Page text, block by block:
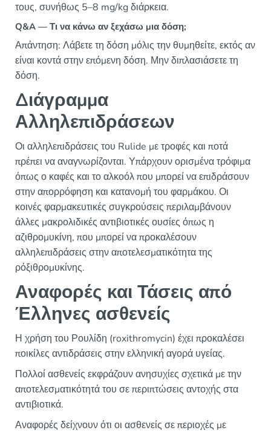
τους, συνήθως 5–8 mg/kg διάρκεια.
Q&A — Τι να κάνω αν ξεχάσω μια δόση;
Απάντηση: Λάβετε τη δόση μόλις την θυμηθείτε, εκτός αν
είναι κοντά στην επόμενη δόση. Μην διπλασιάσετε τη
δόση.
Διάγραμμα
Αλληλεπιδράσεων
Οι αλληλεπιδράσεις του Rulide με τροφές και ποτά
πρέπει να αναγνωρίζονται. Υπάρχουν ορισμένα τρόφιμα
όπως ο καφές και το αλκοόλ που μπορεί να επιδράσουν
στην απορρόφηση και κατανομή του φαρμάκου. Οι
κοινές φαρμακευτικές συγκρούσεις περιλαμβάνουν
άλλες μακρολιδικές αντιβιοτικές ουσίες όπως η
αζιθρομυκίνη, που μπορεί να προκαλέσουν
αλληλεπιδράσεις στην αποτελεσματικότητα της
ρόξιθρομυκίνης.
Αναφορές και Τάσεις από
Έλληνες ασθενείς
Η χρήση του Ρουλίδη (roxithromycin) έχει προκαλέσει
ποικίλες αντιδράσεις στην ελληνική αγορά υγείας.
Πολλοί ασθενείς εκφράζουν ανησυχίες σχετικά με την
αποτελεσματικότητά του σε περιπτώσεις αντοχής στα
αντιβιοτικά.
Αναφορές δείχνουν ότι οι ασθενείς σε περιοχές με